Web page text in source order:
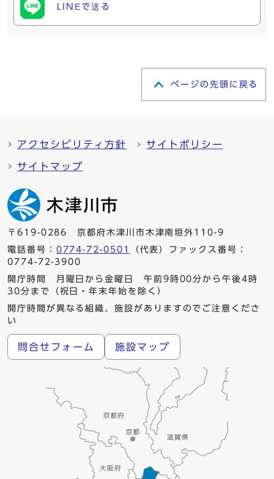
LINEで送る
ページの先頭に戻る
アクセシビリティ方針 サイトポリシー
サイトマップ
〒619-0286 京都府木津川市木津南垣外110-9
電話番号： 0774-72-0501
（代表）ファックス番号：
0774-72-3900
開庁時間 月曜日から金曜日 午前9時00分から午後4時
30分まで（祝日・年末年始を除く）
開庁時間が異なる組織、施設がありますのでご注意くださ
い
問合せフォーム 施設マップ